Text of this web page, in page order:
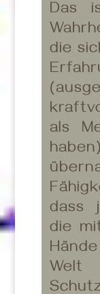
Das
die
als
dass
die